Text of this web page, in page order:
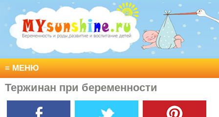
≡МЕНЮ
Тержинан при беременности